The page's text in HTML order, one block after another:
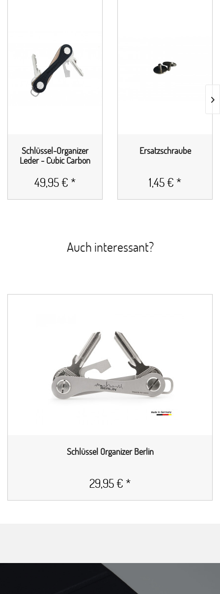
Schlüssel-Organizer
Leder - Cubic Carbon
49,95 € *
Ersatzschraube
1,45 € *
Auch interessant?
Schlüssel Organizer Berlin
29,95 € *